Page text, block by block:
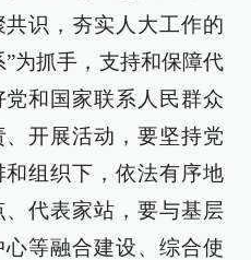
识，夯实人大工作的
为抓手，支持和保障代
和国家联系人民群众
开展活动，要坚持党
组织下，依法有序地
代表家站，要与基层
等融合建设、综合使